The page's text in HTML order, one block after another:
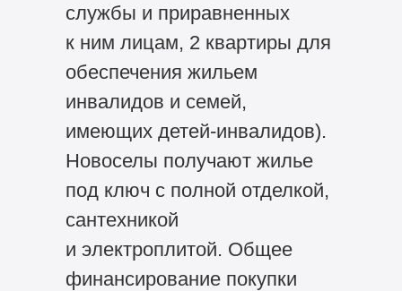
службы и приравненных
к ним лицам, 2 квартиры для
обеспечения жильем
инвалидов и семей,
имеющих детей-инвалидов).
Новоселы получают жилье
под ключ с полной отделкой,
сантехникой
и электроплитой. Общее
финансирование покупки